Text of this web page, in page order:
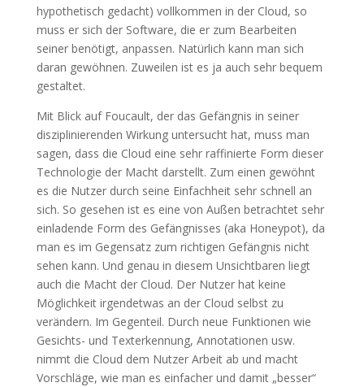
hypothetisch gedacht) vollkommen in der Cloud, so
muss er sich der Software, die er zum Bearbeiten
seiner benötigt, anpassen. Natürlich kann man sich
daran gewöhnen. Zuweilen ist es ja auch sehr bequem
gestaltet.
Mit Blick auf Foucault, der das Gefängnis in seiner
disziplinierenden Wirkung untersucht hat, muss man
sagen, dass die Cloud eine sehr raffinierte Form dieser
Technologie der Macht darstellt. Zum einen gewöhnt
es die Nutzer durch seine Einfachheit sehr schnell an
sich. So gesehen ist es eine von Außen betrachtet sehr
einladende Form des Gefängnisses (aka Honeypot), da
man es im Gegensatz zum richtigen Gefängnis nicht
sehen kann. Und genau in diesem Unsichtbaren liegt
auch die Macht der Cloud. Der Nutzer hat keine
Möglichkeit irgendetwas an der Cloud selbst zu
verändern. Im Gegenteil. Durch neue Funktionen wie
Gesichts- und Texterkennung, Annotationen usw.
nimmt die Cloud dem Nutzer Arbeit ab und macht
Vorschläge, wie man es einfacher und damit „besser“